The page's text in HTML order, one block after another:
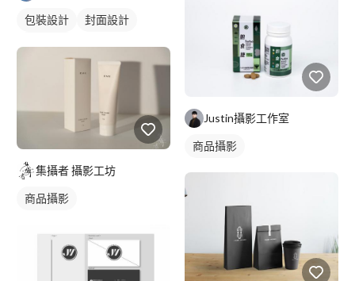
包裝設計
封面設計
集攝者 攝影工坊
商品攝影
Justin攝影工作室
商品攝影